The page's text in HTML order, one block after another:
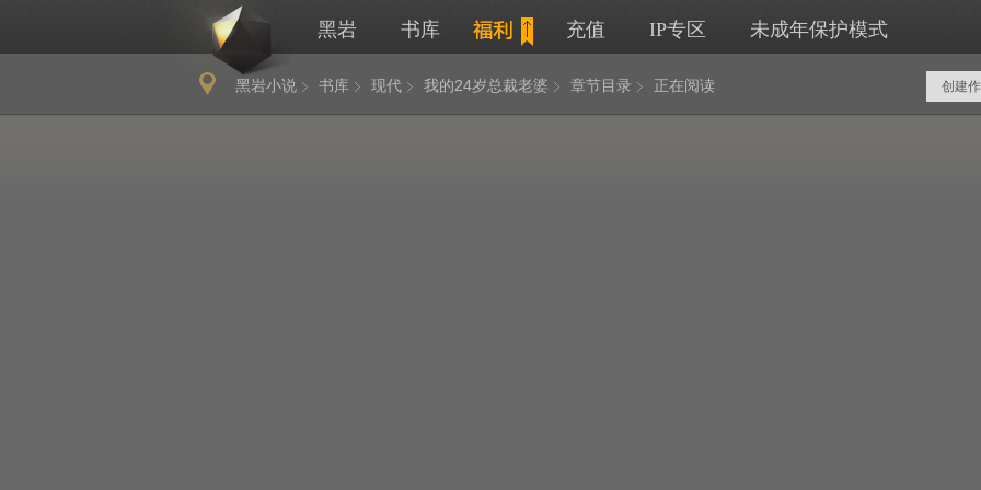
黑岩 书库 充值 IP专区 未成年保护模式
黑岩小说 书库 现代 我的24岁总裁老婆 章节目录 正在阅读 创建